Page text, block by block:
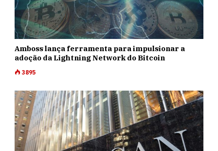
Amboss lança ferramenta para impulsionar a
adoção da Lightning Network do Bitcoin
3895